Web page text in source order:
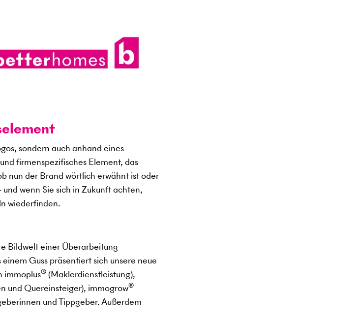
sondern auch anhand eines
firmenspezifisches Element, das
nun der Brand wörtlich erwähnt ist oder
wenn Sie sich in Zukunft achten,
wiederfinden.
Bildwelt einer Überarbeitung
Guss präsentiert sich unsere neue
immoplus® (Maklerdienstleistung),
und Quereinsteiger), immogrow®
und Tippgeber. Außerdem